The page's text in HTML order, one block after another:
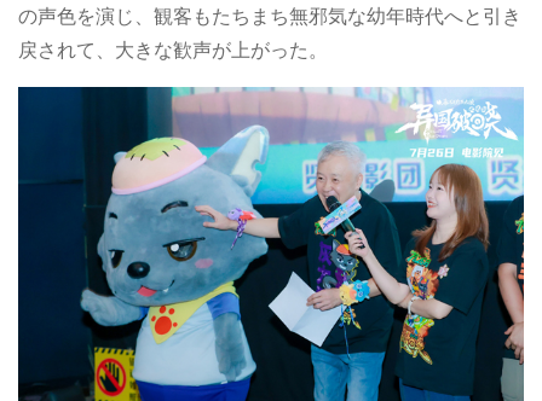
の声色を演じ、観客もたちまち無邪気な幼年時代へと引き
戻されて、大きな歓声が上がった。